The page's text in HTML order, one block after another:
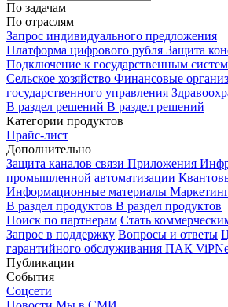
По задачам
По отраслям
Запрос индивидуального предложения
Платформа цифрового рубля Защита
Подключение к государственным
Сельское хозяйство Финансовые
государственного управления
В раздел решений В раздел решений
Категории продуктов
Прайс-лист
Дополнительно
Защита каналов связи Приложения
промышленной автоматизации
Информационные материалы
В раздел продуктов В раздел продуктов
Поиск по партнерам Стать
Запрос в поддержку Вопросы и ответы
гарантийного обслуживания ПАК
Публикации
События
Соцсети